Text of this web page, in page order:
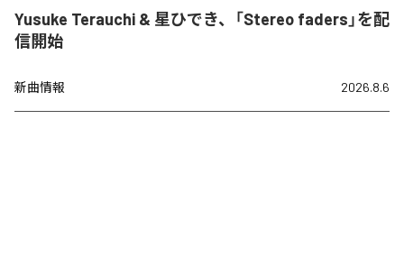
Yusuke Terauchi & 星ひでき、「Stereo faders」を配
信開始
新曲情報 2026.8.6